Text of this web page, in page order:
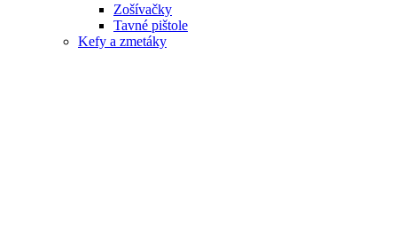
Zošívačky
Tavné pištole
Kefy a zmetáky